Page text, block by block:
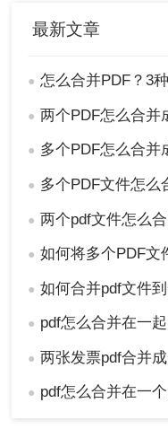
最新文章
● 怎么合并PDF？3
● 两个PDF怎么合并成
● 多个PDF怎么合并成
● 多个PDF文件怎么合
● 两个pdf文件怎么合并
● 如何将多个PDF文件
● 如何合并pdf文件到一个pdf
● pdf怎么合并在一
● 两张发票pdf合并成一个
● pdf怎么合并在一个